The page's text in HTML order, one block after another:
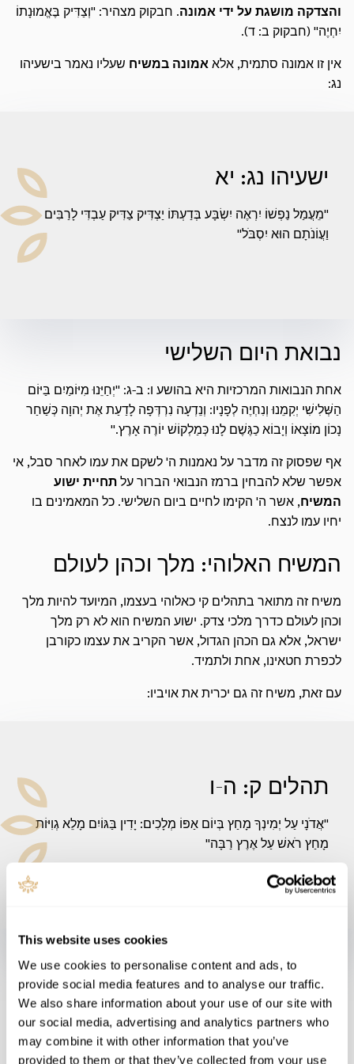
This website uses cookies
We use cookies to personalise content and ads, to
provide social media features and to analyse our traffic.
We also share information about your use of our site with
our social media, advertising and analytics partners who
may combine it with other information that you’ve
provided to them or that they’ve collected from your use
והצדקה מושגת על ידי אמונה. חבקוק מצהיר: "וְצַדִּיק בֶּאֱמוּנָתוֹ
יִחְיֶה" (חבקוק ב: ד).
אין זו אמונה סתמית, אלא אמונה במשיח שעליו נאמר בישעיהו
נג:
ישעיהו נג: יא
"מֵעֲמַל נַפְשׁוֹ יִרְאֶה יִשְׂבָּע בְּדַעְתּוֹ יַצְדִּיק צַדִּיק עַבְדִּי לָרַבִּים
וַעֲוֹנֹתָם הוּא יִסְבֹּל"
נבואת היום השלישי
אחת הנבואות המרכזיות היא בהושע ו: ב-ג: "יְחַיֵּנוּ מִיּוֹמַיִם בַּיּוֹם
הַשְּׁלִישִׁי יְקִמֵנוּ וְנִחְיֶה לְפָנָיו: וְנֵדְעָה נִרְדְּפָה לָדַעַת אֶת יְהוָה כְּשַׁחַר
נָכוֹן מוֹצָאוֹ וְיָבוֹא כַגֶּשֶׁם לָנוּ כְּמַלְקוֹשׁ יוֹרֶה אָרֶץ."
אף שפסוק זה מדבר על נאמנות ה' לשקם את עמו לאחר סבל, אי
אפשר שלא להבחין ברמז הנבואי הברור עלתחיית ישוע
המשיח, אשר ה' הקימו לחיים ביום השלישי. כל המאמינים בו
יחיו עמו לנצח.
המשיח האלוהי: מלך וכהן לעולם
משיח זה מתואר בתהלים קי כאלוהי בעצמו, המיועד להיות מלך
וכהן לעולם כדרך מלכי צדק. ישוע המשיח הוא לא רק מלך
ישראל, אלא גם הכהן הגדול, אשר הקריב את עצמו כקורבן
לכפרת חטאינו, אחת ולתמיד.
עם זאת, משיח זה גם יכרית את אויביו:
תהלים ק: ה-ו
"אֲדֹנָי עַל יְמִינְךָ מָחַץ בְּיוֹם אַפּוֹ מְלָכִים: יָדִין בַּגּוֹיִם מָלֵא גְוִיּוֹת
מָחַץ רֹאשׁ עַל אֶרֶץ רַבָּה"
הבחירה שלפנינו: אמונה במשיח
לבדו
אם נמשיך בחטא ובחוסר האמונה, נישאר אויבי ה'. שום
השתייכות טבעית לעם היהודי או הישראלי לא תוכל להציל